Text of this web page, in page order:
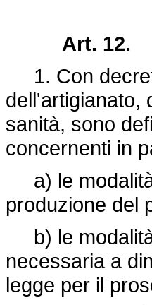
Art. 12.
1. Con
dell'artigianato,
sanità, sono
concernenti in
a) le modalità
produzione del
b) le modalità
necessaria a
legge per il